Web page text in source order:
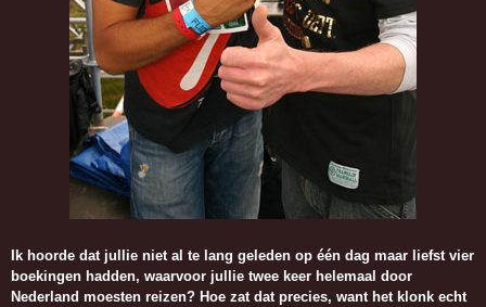
Ik hoorde dat jullie niet al te lang geleden op één dag maar liefst vier
boekingen hadden, waarvoor jullie twee keer helemaal door
Nederland moesten reizen? Hoe zat dat precies, want het klonk echt